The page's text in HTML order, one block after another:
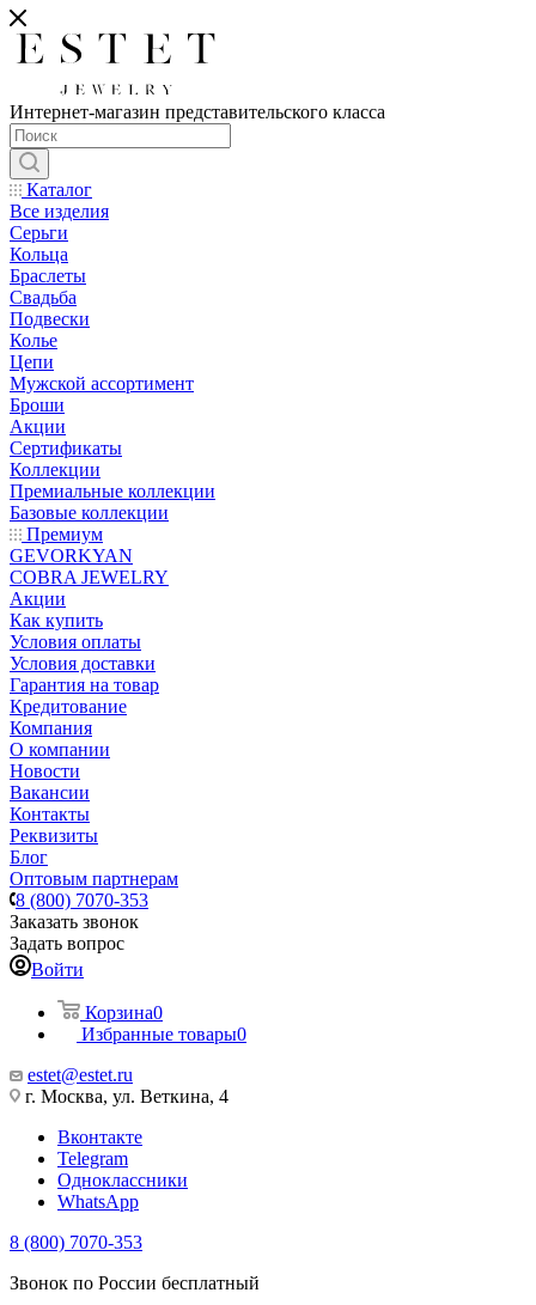
Интернет-магазин представительского класса
Каталог
Все изделия
Серьги
Кольца
Браслеты
Свадьба
Подвески
Колье
Цепи
Мужской ассортимент
Броши
Акции
Сертификаты
Коллекции
Премиальные коллекции
Базовые коллекции
Премиум
GEVORKYAN
COBRA JEWELRY
Акции
Как купить
Условия оплаты
Условия доставки
Гарантия на товар
Кредитование
Компания
О компании
Новости
Вакансии
Контакты
Реквизиты
Блог
Оптовым партнерам
8 (800) 7070-353
Заказать звонок
Задать вопрос
Войти
Корзина0
Избранные товары0
estet@estet.ru
г. Москва, ул. Веткина, 4
Вконтакте
Telegram
Одноклассники
WhatsApp
8 (800) 7070-353
Звонок по России бесплатный